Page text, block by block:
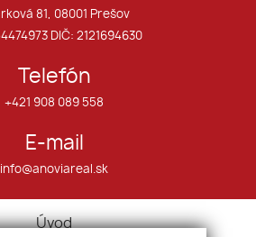
81, 08001 Prešov
DIČ: 2121694630
Telefón
+421 908 089 558
E-mail
info@anoviareal.sk
Úvod